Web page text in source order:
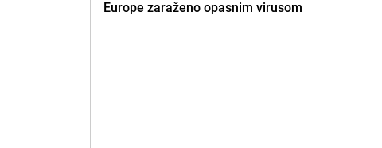
Europe zaraženo opasnim virusom